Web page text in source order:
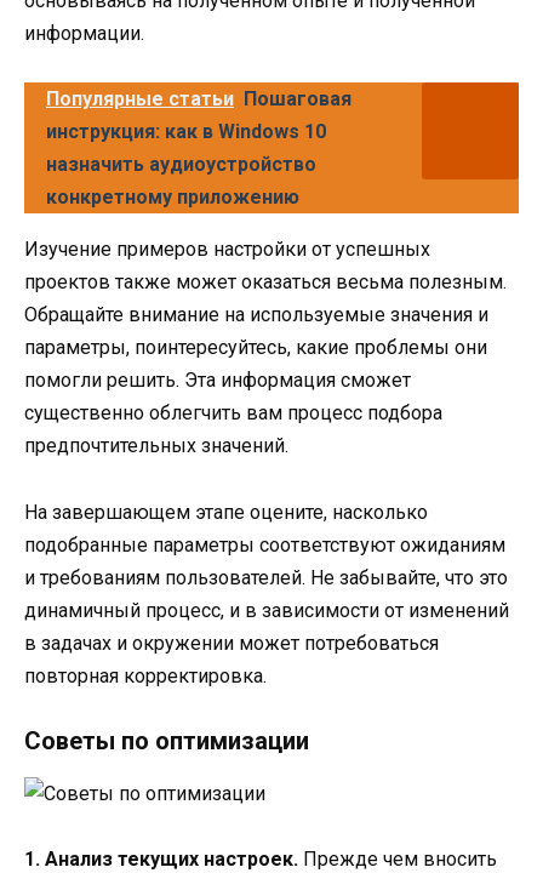
информации.
Популярные статьи Пошаговая
инструкция: как в Windows 10
назначить аудиоустройство
конкретному приложению
Изучение примеров настройки от успешных
проектов также может оказаться весьма полезным.
Обращайте внимание на используемые значения и
параметры, поинтересуйтесь, какие проблемы они
помогли решить. Эта информация сможет
существенно облегчить вам процесс подбора
предпочтительных значений.
На завершающем этапе оцените, насколько
подобранные параметры соответствуют ожиданиям
и требованиям пользователей. Не забывайте, что это
динамичный процесс, и в зависимости от изменений
в задачах и окружении может потребоваться
повторная корректировка.
Советы по оптимизации
1. Анализ текущих настроек. Прежде чем вносить